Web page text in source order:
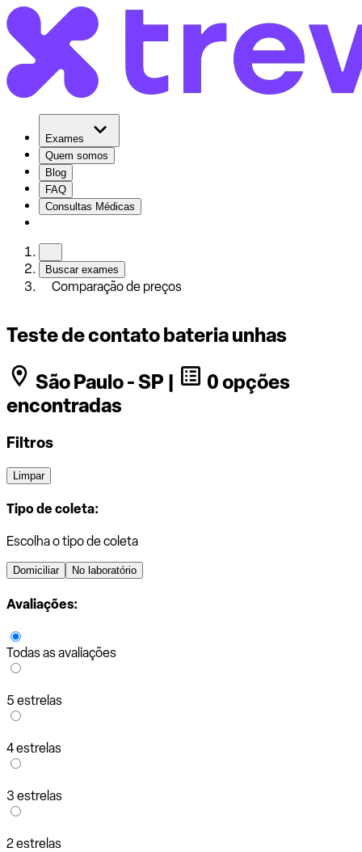
Exames
Quem somos
Blog
FAQ
Consultas Médicas
Buscar exames
Comparação de preços
Teste de contato bateria unhas
São Paulo - SP |
0 opções
encontradas
Filtros
Limpar
Tipo de coleta:
Escolha o tipo de coleta
Domiciliar No laboratório
Avaliações:
Todas as avaliações
5 estrelas
4 estrelas
3 estrelas
2 estrelas